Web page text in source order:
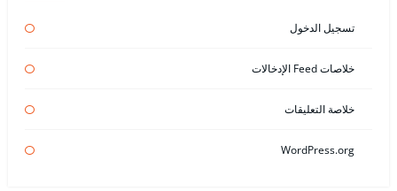
تسجيل الدخول
خلاصات Feed الإدخالات
خلاصة التعليقات
WordPress.org